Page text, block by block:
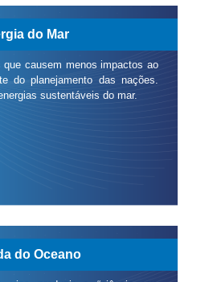
do Mar
causem menos impactos ao
do planejamento das nações.
sustentáveis do mar.
do Oceano